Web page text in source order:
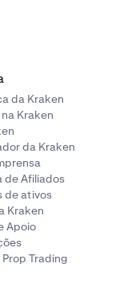
da Kraken
Kraken
da Kraken
de Afiliados
de ativos
Kraken
Apoio
Trading